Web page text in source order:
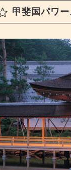
甲斐国パワ